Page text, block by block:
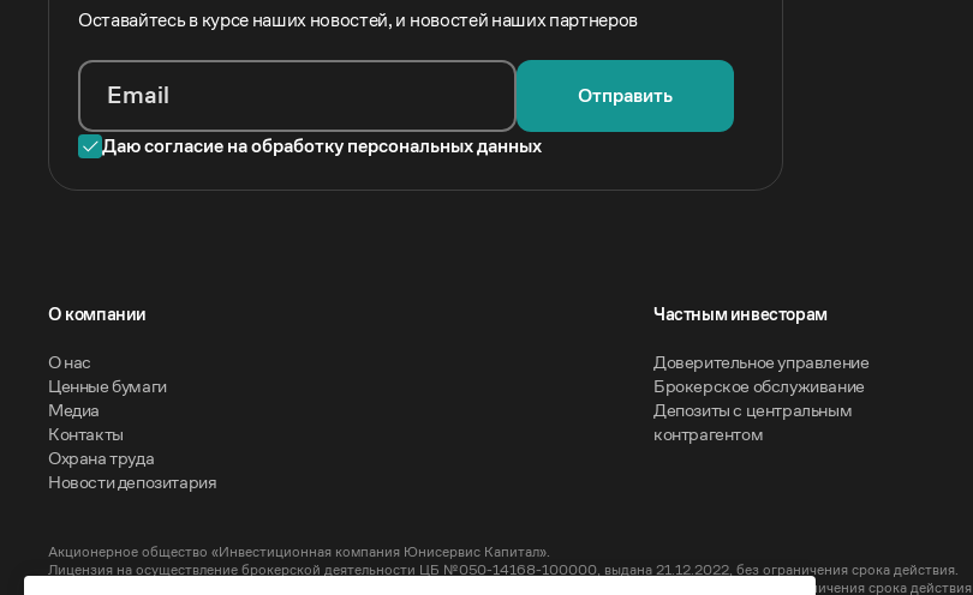
Оставайтесь в курсе наших новостей, и новостей наших партнеров
Email
Отправить
Даю согласие на обработку персональных данных
O компании
О нас
Ценные бумаги
Медиа
Контакты
Охрана труда
Новости депозитария
Частным инвесторам
Доверительное управление
Брокерское обслуживание
Депозиты с центральным
контрагентом
Акционерное общество «Инвестиционная компания Юнисервис Капитал».
Лицензия на осуществление брокерской деятельности ЦБ №050-14168-100000, выдана 21.12.2022, без ограничения срока действия.
Лицензия на осуществление депозитарной деятельности ЦБ №050-14169-000100, выдана 21.12.2022, без ограничения срока действия